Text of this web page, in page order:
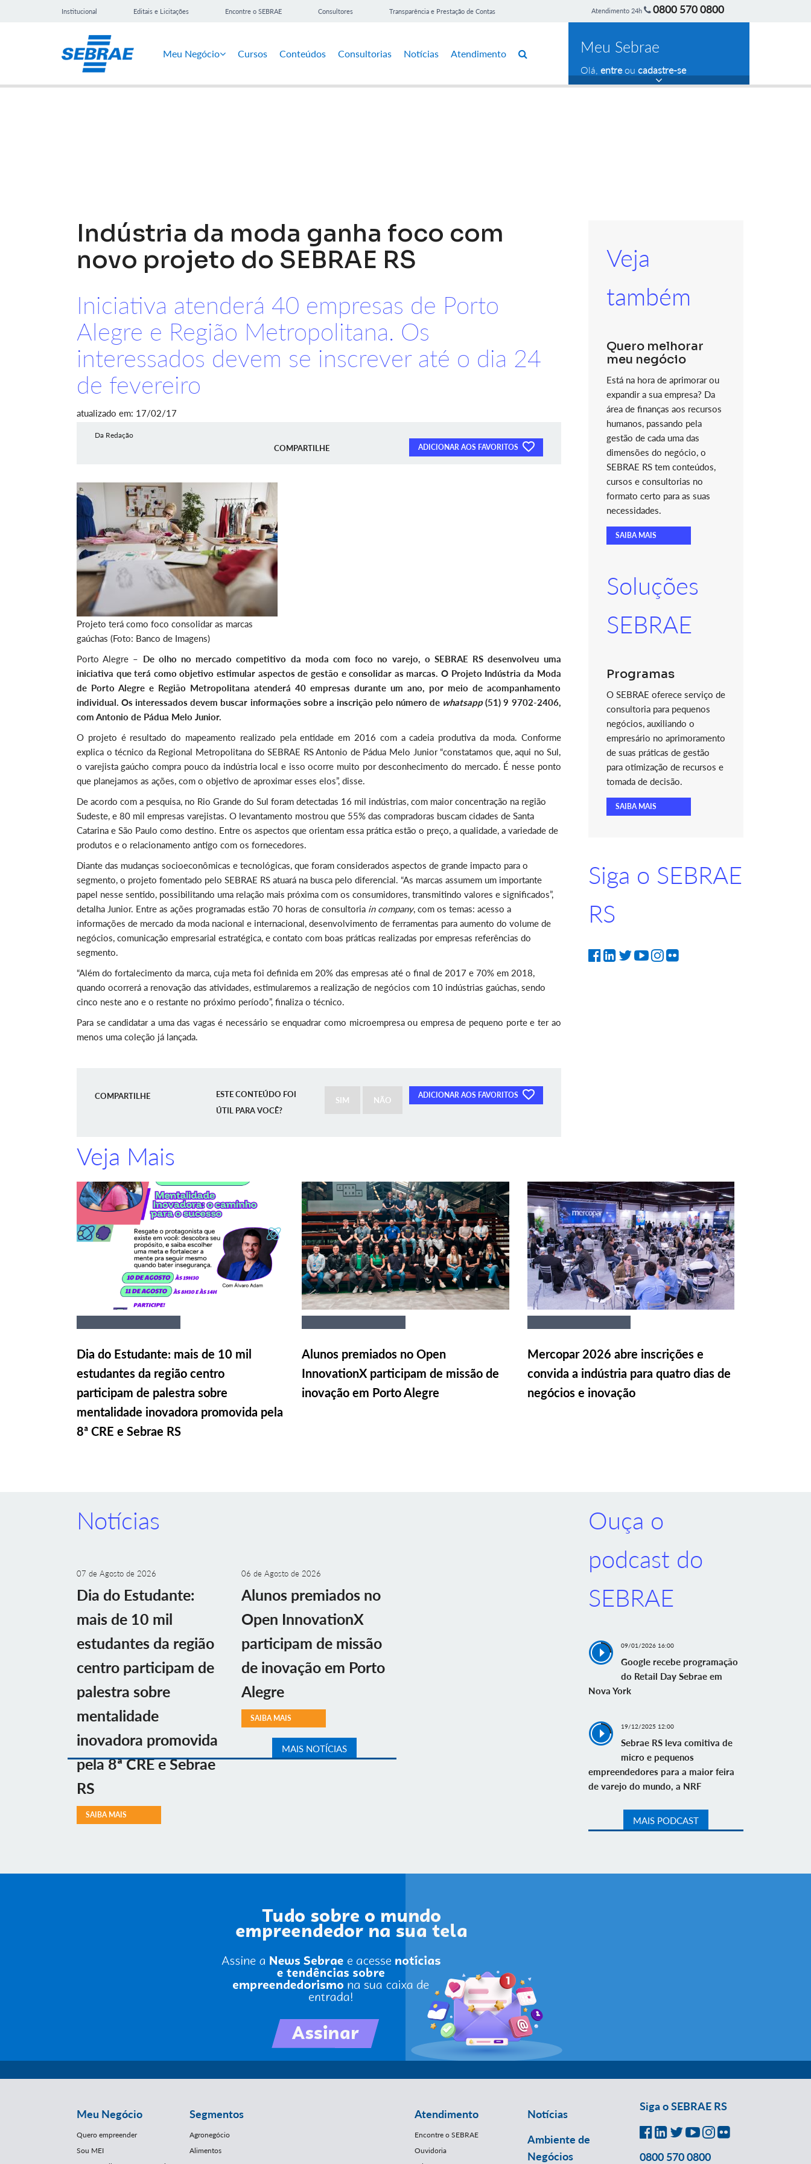
Institucional Editais e Licitações Encontre o SEBRAE Consultores Transparência e Prestação de Contas Atendimento 24h 0800 570 0800
Meu Negócio Cursos Conteúdos Consultorias Notícias Atendimento Meu Sebrae
Olá, entreou cadastre-se
Indústria da moda ganha foco com
novo projeto do SEBRAE RS
Iniciativa atenderá 40 empresas de Porto
Alegre e Região Metropolitana. Os
interessados devem se inscrever até o dia 24
de fevereiro
atualizado em: 17/02/17
Da Redação
COMPARTILHE ADICIONAR AOS FAVORITOS
Projeto terá como foco consolidar as marcas
gaúchas (Foto: Banco de Imagens)
Porto Alegre – De olho no mercado competitivo da moda com foco no varejo, o SEBRAE RS desenvolveu uma
iniciativa que terá como objetivo estimular aspectos de gestão e consolidar as marcas. O Projeto Indústria da Moda
de Porto Alegre e Região Metropolitana atenderá 40 empresas durante um ano, por meio de acompanhamento
individual. Os interessados devem buscar informações sobre a inscrição pelo número de whatsapp(51) 9 9702-2406,
com Antonio de Pádua Melo Junior.
O projeto é resultado do mapeamento realizado pela entidade em 2016 com a cadeia produtiva da moda. Conforme
explica o técnico da Regional Metropolitana do SEBRAE RS Antonio de Pádua Melo Junior “constatamos que, aqui no Sul,
o varejista gaúcho compra pouco da indústria local e isso ocorre muito por desconhecimento do mercado. É nesse ponto
que planejamos as ações, com o objetivo de aproximar esses elos”, disse.
De acordo com a pesquisa, no Rio Grande do Sul foram detectadas 16 mil indústrias, com maior concentração na região
Sudeste, e 80 mil empresas varejistas. O levantamento mostrou que 55% das compradoras buscam cidades de Santa
Catarina e São Paulo como destino. Entre os aspectos que orientam essa prática estão o preço, a qualidade, a variedade de
produtos e o relacionamento antigo com os fornecedores.
Diante das mudanças socioeconômicas e tecnológicas, que foram considerados aspectos de grande impacto para o
segmento, o projeto fomentado pelo SEBRAE RS atuará na busca pelo diferencial. “As marcas assumem um importante
papel nesse sentido, possibilitando uma relação mais próxima com os consumidores, transmitindo valores e significados”,
detalha Junior. Entre as ações programadas estão 70 horas de consultoria in company, com os temas: acesso a
informações de mercado da moda nacional e internacional, desenvolvimento de ferramentas para aumento do volume de
negócios, comunicação empresarial estratégica, e contato com boas práticas realizadas por empresas referências do
segmento.
“Além do fortalecimento da marca, cuja meta foi definida em 20% das empresas até o final de 2017 e 70% em 2018,
quando ocorrerá a renovação das atividades, estimularemos a realização de negócios com 10 indústrias gaúchas, sendo
cinco neste ano e o restante no próximo período”, finaliza o técnico.
Para se candidatar a uma das vagas é necessário se enquadrar como microempresa ou empresa de pequeno porte e ter ao
menos uma coleção já lançada.
COMPARTILHE ADICIONAR AOS FAVORITOS
ESTE CONTEÚDO FOI
ÚTIL PARA VOCÊ?
SIM NÃO
Veja
também
Quero melhorar
meu negócio
Está na hora de aprimorar ou
expandir a sua empresa? Da
área de finanças aos recursos
humanos, passando pela
gestão de cada uma das
dimensões do negócio, o
SEBRAE RS tem conteúdos,
cursos e consultorias no
formato certo para as suas
necessidades.
SAIBA MAIS
Soluções
SEBRAE
Programas
O SEBRAE oferece serviço de
consultoria para pequenos
negócios, auxiliando o
empresário no aprimoramento
de suas práticas de gestão
para otimização de recursos e
tomada de decisão.
SAIBA MAIS
Siga o SEBRAE
RS
Veja Mais
Dia do Estudante: mais de 10 mil
estudantes da região centro
participam de palestra sobre
mentalidade inovadora promovida pela
8ª CRE e Sebrae RS
Alunos premiados no Open
InnovationX participam de missão de
inovação em Porto Alegre
Mercopar 2026 abre inscrições e
convida a indústria para quatro dias de
negócios e inovação
Notícias
07 de Agosto de 2026
Dia do Estudante:
mais de 10 mil
estudantes da região
centro participam de
palestra sobre
mentalidade
inovadora promovida
pela 8ª CRE e Sebrae
RS
SAIBA MAIS
06 de Agosto de 2026
Alunos premiados no
Open InnovationX
participam de missão
de inovação em Porto
Alegre
SAIBA MAIS
MAIS NOTÍCIAS
Ouça o
podcast do
SEBRAE
09/01/2026 16:00
Google recebe programação
do Retail Day Sebrae em
Nova York
19/12/2025 12:00
Sebrae RS leva comitiva de
micro e pequenos
empreendedores para a maior feira
de varejo do mundo, a NRF
MAIS PODCAST
Meu Negócio
Quero empreender
Sou MEI
Segmentos
Agronegócio
Alimentos
Atendimento
Encontre o SEBRAE
Ouvidoria
Notícias
Ambiente de
Negócios
Siga o SEBRAE RS
0800 570 0800